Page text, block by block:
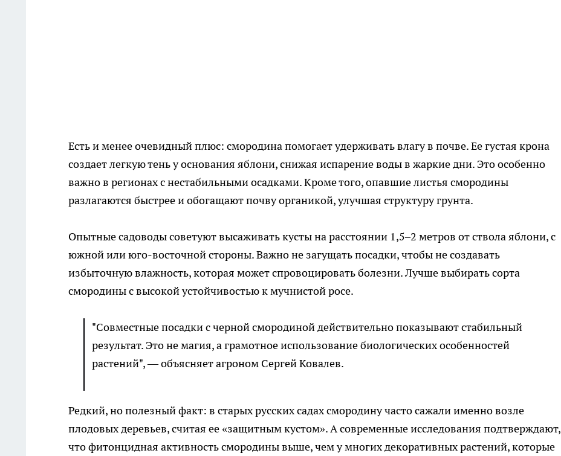
Есть и менее очевидный плюс: смородина помогает удерживать влагу в почве. Ее густая крона
создает легкую тень у основания яблони, снижая испарение воды в жаркие дни. Это особенно
важно в регионах с нестабильными осадками. Кроме того, опавшие листья смородины
разлагаются быстрее и обогащают почву органикой, улучшая структуру грунта.
Опытные садоводы советуют высаживать кусты на расстоянии 1,5–2 метров от ствола яблони, с
южной или юго-восточной стороны. Важно не загущать посадки, чтобы не создавать
избыточную влажность, которая может спровоцировать болезни. Лучше выбирать сорта
смородины с высокой устойчивостью к мучнистой росе.
"Совместные посадки с черной смородиной действительно показывают стабильный
результат. Это не магия, а грамотное использование биологических особенностей
растений", — объясняет агроном Сергей Ковалев.
Редкий, но полезный факт: в старых русских садах смородину часто сажали именно возле
плодовых деревьев, считая ее «защитным кустом». А современные исследования подтверждают,
что фитонцидная активность смородины выше, чем у многих декоративных растений, которые